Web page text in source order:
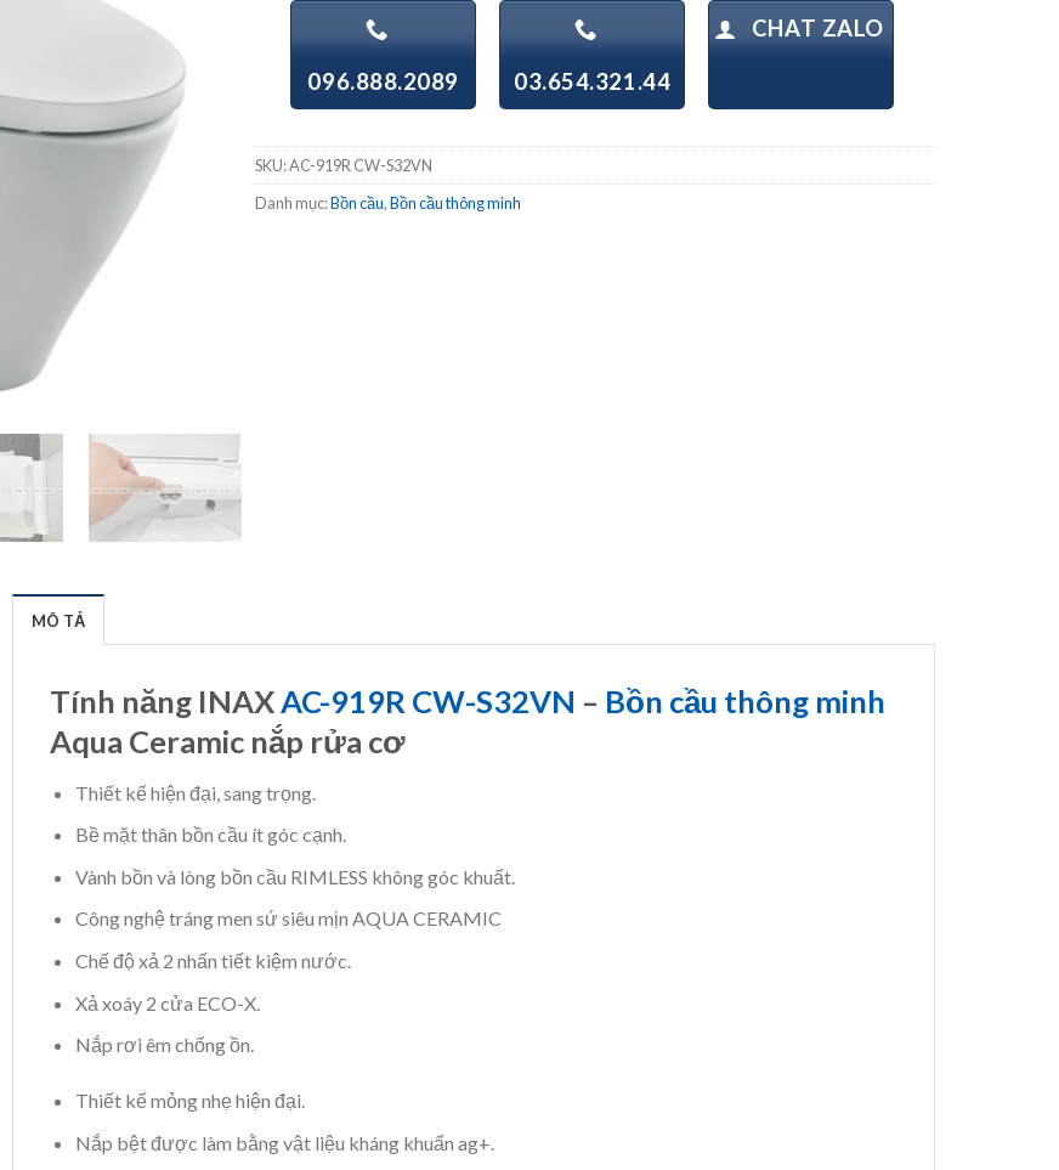
096.888.2089 03.654.321.44
CHAT ZALO
SKU:AC-919R CW-S32VN
Danh mục:Bồn cầu,Bồn cầu thông minh
MÔ TẢ
Tính năng INAX AC-919R CW-S32VN – Bồn cầu thông minh
Aqua Ceramic nắp rửa cơ
Thiết kế hiện đại, sang trọng.
Bề mặt thân bồn cầu ít góc cạnh.
Vành bồn và lòng bồn cầu RIMLESS không góc khuất.
Công nghệ tráng men sứ siêu mịn AQUA CERAMIC
Chế độ xả 2 nhấn tiết kiệm nước.
Xả xoáy 2 cửa ECO-X.
Nắp rơi êm chống ồn.
Thiết kế mỏng nhẹ hiện đại.
Nắp bệt được làm bằng vật liệu kháng khuẩn ag+.